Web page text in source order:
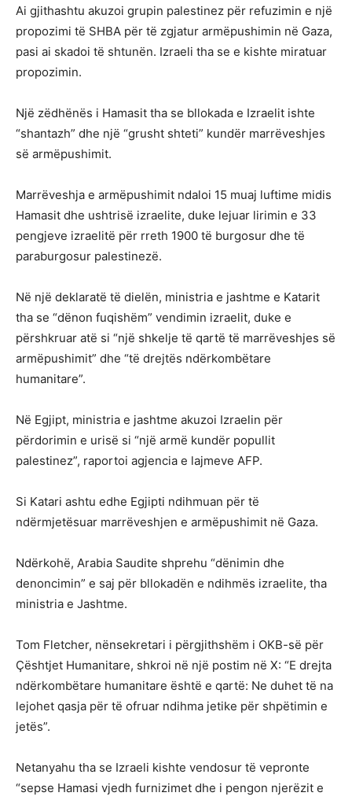
Ai gjithashtu akuzoi grupin palestinez për refuzimin e një
propozimi të SHBA për të zgjatur armëpushimin në Gaza,
pasi ai skadoi të shtunën. Izraeli tha se e kishte miratuar
propozimin.
Një zëdhënës i Hamasit tha se bllokada e Izraelit ishte
“shantazh” dhe një “grusht shteti” kundër marrëveshjes
së armëpushimit.
Marrëveshja e armëpushimit ndaloi 15 muaj luftime midis
Hamasit dhe ushtrisë izraelite, duke lejuar lirimin e 33
pengjeve izraelitë për rreth 1900 të burgosur dhe të
paraburgosur palestinezë.
Në një deklaratë të dielën, ministria e jashtme e Katarit
tha se “dënon fuqishëm” vendimin izraelit, duke e
përshkruar atë si “një shkelje të qartë të marrëveshjes së
armëpushimit” dhe “të drejtës ndërkombëtare
humanitare”.
Në Egjipt, ministria e jashtme akuzoi Izraelin për
përdorimin e urisë si “një armë kundër popullit
palestinez”, raportoi agjencia e lajmeve AFP.
Si Katari ashtu edhe Egjipti ndihmuan për të
ndërmjetësuar marrëveshjen e armëpushimit në Gaza.
Ndërkohë, Arabia Saudite shprehu “dënimin dhe
denoncimin” e saj për bllokadën e ndihmës izraelite, tha
ministria e Jashtme.
Tom Fletcher, nënsekretari i përgjithshëm i OKB-së për
Çështjet Humanitare, shkroi në një postim në X: “E drejta
ndërkombëtare humanitare është e qartë: Ne duhet të na
lejohet qasja për të ofruar ndihma jetike për shpëtimin e
jetës”.
Netanyahu tha se Izraeli kishte vendosur të vepronte
“sepse Hamasi vjedh furnizimet dhe i pengon njerëzit e